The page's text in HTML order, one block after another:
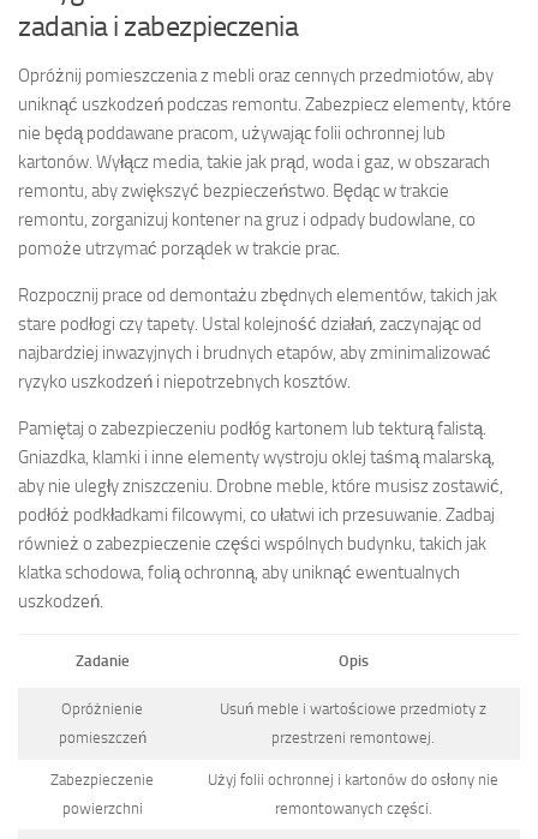
zadania i zabezpieczenia
Opróżnij pomieszczenia z mebli oraz cennych przedmiotów, aby
uniknąć uszkodzeń podczas remontu. Zabezpiecz elementy, które
nie będą poddawane pracom, używając folii ochronnej lub
kartonów. Wyłącz media, takie jak prąd, woda i gaz, w obszarach
remontu, aby zwiększyć bezpieczeństwo. Będąc w trakcie
remontu, zorganizuj kontener na gruz i odpady budowlane, co
pomoże utrzymać porządek w trakcie prac.
Rozpocznij prace od demontażu zbędnych elementów, takich jak
stare podłogi czy tapety. Ustal kolejność działań, zaczynając od
najbardziej inwazyjnych i brudnych etapów, aby zminimalizować
ryzyko uszkodzeń i niepotrzebnych kosztów.
Pamiętaj o zabezpieczeniu podłóg kartonem lub tekturą falistą.
Gniazdka, klamki i inne elementy wystroju oklej taśmą malarską,
aby nie uległy zniszczeniu. Drobne meble, które musisz zostawić,
podłóż podkładkami filcowymi, co ułatwi ich przesuwanie. Zadbaj
również o zabezpieczenie części wspólnych budynku, takich jak
klatka schodowa, folią ochronną, aby uniknąć ewentualnych
uszkodzeń.
Zadanie Opis
Opróżnienie
pomieszczeń
Usuń meble i wartościowe przedmioty z
przestrzeni remontowej.
Zabezpieczenie
powierzchni
Użyj folii ochronnej i kartonów do osłony nie
remontowanych części.